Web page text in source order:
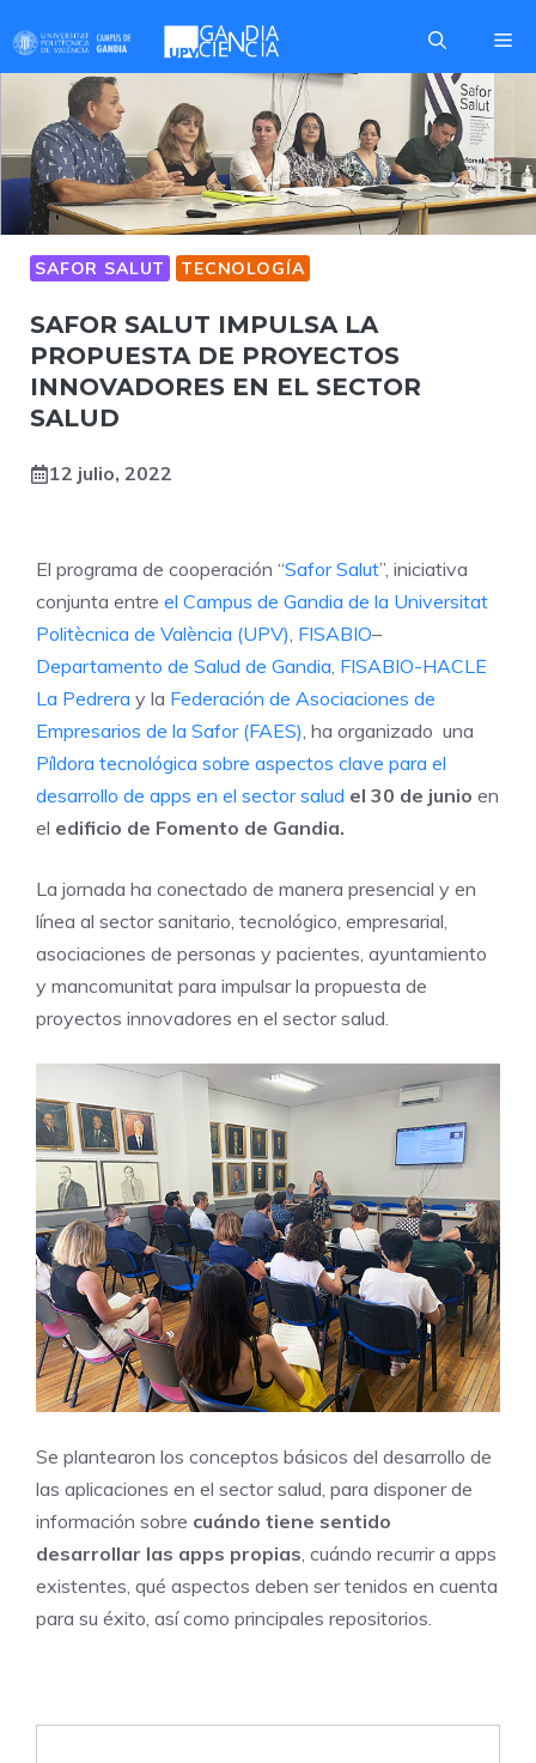
contenido
SAFOR SALUT TECNOLOGÍA
SAFOR SALUT IMPULSA LA
PROPUESTA DE PROYECTOS
INNOVADORES EN EL SECTOR
SALUD
12 julio, 2022
El programa de cooperación “Safor Salut”, iniciativa
conjunta entre el Campus de Gandia de la Universitat
Politècnica de València (UPV) FISABIO–
Departamento de Salud de Gandia, FISABIO-HACLE
La Pedrera y la Federación de Asociaciones de
Empresarios de la Safor (FAES) , ha organizado una
Píldora tecnológica sobre aspectos clave para el
desarrollo de apps en el sector salud el 30 de junio en
el edificio de Fomento de Gandia.
La jornada ha conectado de manera presencial y en
línea al sector sanitario, tecnológico, empresarial,
asociaciones de personas y pacientes, ayuntamiento
y mancomunitat para impulsar la propuesta de
proyectos innovadores en el sector salud.
Se plantearon los conceptos básicos del desarrollo de
las aplicaciones en el sector salud, para disponer de
información sobre cuándo tiene sentido
desarrollar las apps propias , cuándo recurrir a apps
existentes, qué aspectos deben ser tenidos en cuenta
para su éxito, así como principales repositorios.